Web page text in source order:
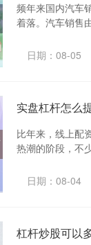
频年来国内汽车
着落。汽车销售
日期：08-05
实盘杠杆怎么
比年来，线上配
热潮的阶段，不
日期：08-04
杠杆炒股可以